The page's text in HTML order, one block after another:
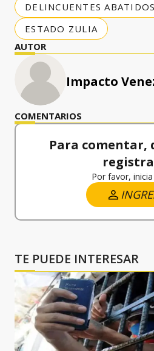
DELINCUENTES ABATIDOS
ESTADO ZULIA
AUTOR
Impacto
COMENTARIOS
Para comentar,
Por favor,
TE PUEDE INTERESAR